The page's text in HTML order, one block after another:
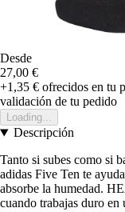
Desde
27,00 €
+1,35 € ofrecidos en tu
validación de tu pedido
Loading...
Descripción
Tanto si subes como si
adidas Five Ten te
absorbe la humedad.
cuando trabajas duro